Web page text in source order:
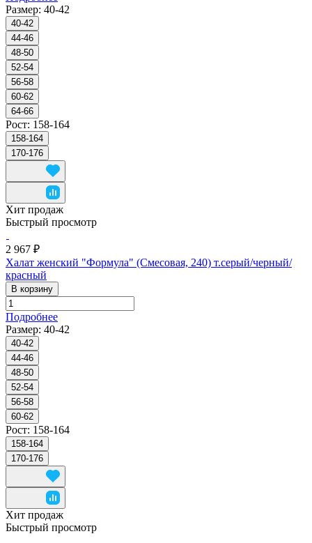
Размер: 40-42
40-42
44-46
48-50
52-54
56-58
60-62
64-66
Рост: 158-164
158-164
170-176
Хит продаж
Быстрый просмотр
2 967 ₽
Халат женский "Формула" (Смесовая, 240) т.серый/черный/
красный
В корзину
Подробнее
Размер: 40-42
40-42
44-46
48-50
52-54
56-58
60-62
Рост: 158-164
158-164
170-176
Хит продаж
Быстрый просмотр